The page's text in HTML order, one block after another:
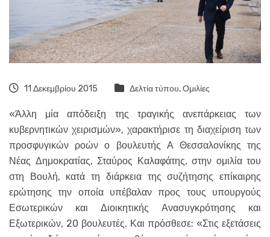
11 Δεκεμβρίου 2015 Δελτία τύπου,Ομιλίες
«Άλλη μία απόδειξη της τραγικής ανεπάρκειας των
κυβερνητικών χειρισμών», χαρακτήρισε τη διαχείριση των
προσφυγικών ροών ο βουλευτής Α Θεσσαλονίκης της
Νέας Δημοκρατίας, Σταύρος Καλαφάτης, στην ομιλία του
στη Βουλή, κατά τη διάρκεια της συζήτησης επίκαιρης
ερώτησης την οποία υπέβαλαν προς τους υπουργούς
Εσωτερικών και Διοικητικής Ανασυγκρότησης και
Εξωτερικών, 20 βουλευτές. Και πρόσθεσε: «Στις εξετάσεις